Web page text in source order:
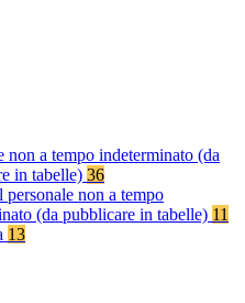
non a tempo indeterminato (da
in tabelle) 36
personale non a tempo
(da pubblicare in tabelle) 11
13